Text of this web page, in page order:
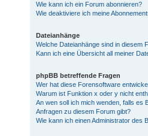
Wie kann ich ein Forum abonnieren?
Wie deaktiviere ich meine
Dateianhänge
Welche Dateianhänge sind in diesem
Kann ich eine Übersicht all meiner
phpBB betreffende Fragen
Wer hat diese Forensoftware
Warum ist Funktion x oder y nicht
An wen soll ich mich wenden, falls es
Anfragen zu diesem Forum gibt?
Wie kann ich einen Administrator des